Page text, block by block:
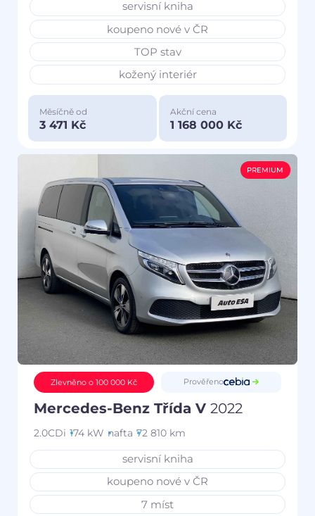
servisní kniha
koupeno nové v ČR
TOP stav
kožený interiér
Měsíčně od
3 471 Kč
Akční cena
1 168 000 Kč
PREMIUM
Zlevněno o 100 000 Kč Prověřeno
Mercedes-Benz Třída V 2022
2.0CDi 174 kW nafta 72 810 km
servisní kniha
koupeno nové v ČR
7 míst